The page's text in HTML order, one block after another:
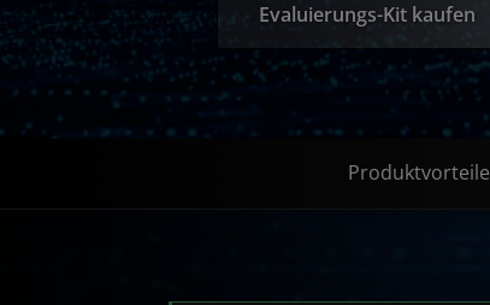
Evaluierungs-Kit kaufen
Produktvorteile